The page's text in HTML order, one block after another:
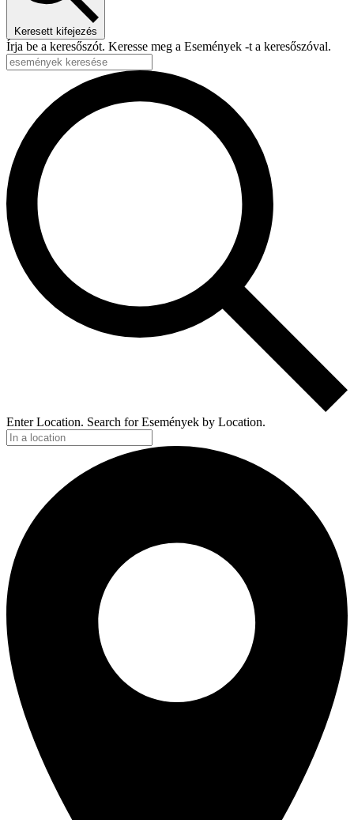
Keresett kifejezés
Írja be a keresőszót. Keresse meg a Események -t a keresőszóval.
Enter Location. Search for Események by Location.